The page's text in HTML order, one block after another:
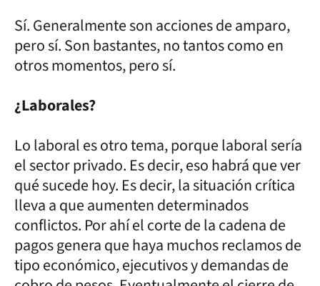
Sí. Generalmente son acciones de amparo,
pero sí. Son bastantes, no tantos como en
otros momentos, pero sí.
¿Laborales?
Lo laboral es otro tema, porque laboral sería
el sector privado. Es decir, eso habrá que ver
qué sucede hoy. Es decir, la situación crítica
lleva a que aumenten determinados
conflictos. Por ahí el corte de la cadena de
pagos genera que haya muchos reclamos de
tipo económico, ejecutivos y demandas de